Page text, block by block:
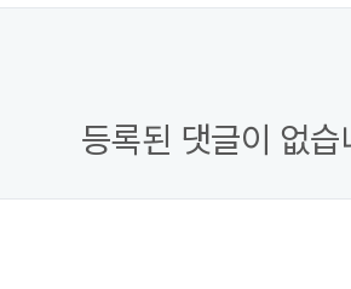
등록된 댓글이 없습